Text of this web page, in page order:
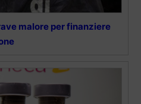
malore per finanziere